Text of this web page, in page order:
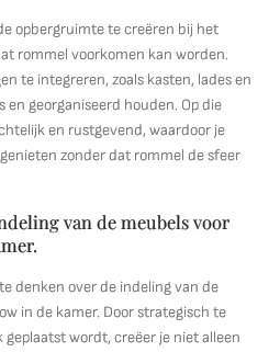
opbergruimte te creëren bij het
rommel voorkomen kan worden.
te integreren, zoals kasten, lades en
en georganiseerd houden. Op die
en rustgevend, waardoor je
zonder dat rommel de sfeer
van de meubels voor
denken over de indeling van de
in de kamer. Door strategisch te
wordt, creëer je niet alleen